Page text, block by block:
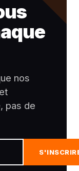
nos
pas de